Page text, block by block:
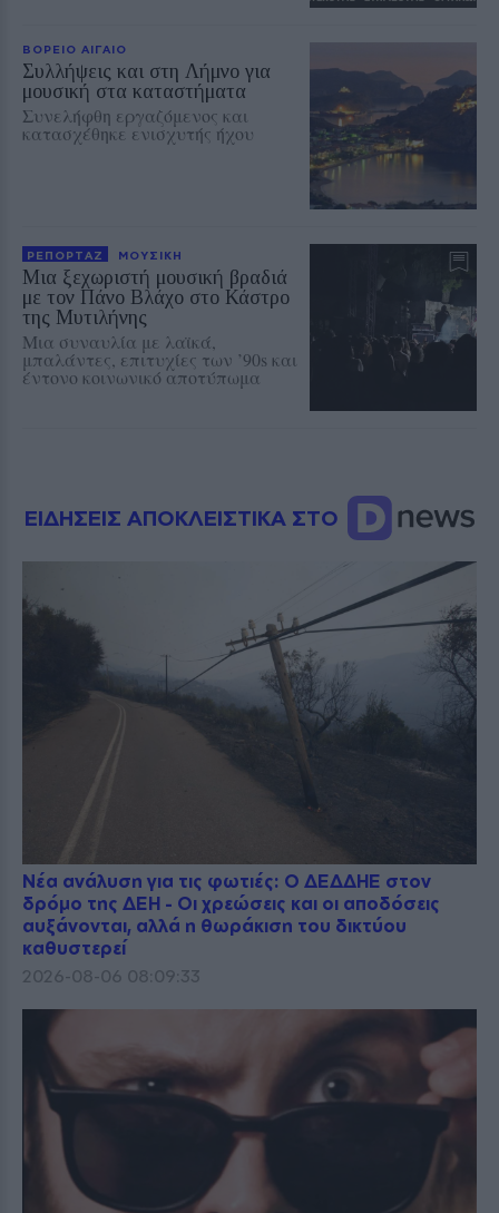
ΒΟΡΕΙΟ ΑΙΓΑΙΟ
Συλλήψεις και στη Λήμνο για
μουσική στα καταστήματα
Συνελήφθη εργαζόμενος και
κατασχέθηκε ενισχυτής ήχου
ΡΕΠΟΡΤΑΖ ΜΟΥΣΙΚΗ
Μια ξεχωριστή μουσική βραδιά
με τον Πάνο Βλάχο στο Κάστρο
της Μυτιλήνης
Μια συναυλία με λαϊκά,
μπαλάντες, επιτυχίες των ’90s και
έντονο κοινωνικό αποτύπωμα
ΕΙΔΗΣΕΙΣ ΑΠΟΚΛΕΙΣΤΙΚΑ ΣΤΟ
Νέα ανάλυση για τις φωτιές: Ο ΔΕΔΔΗΕ στον
δρόμο της ΔΕΗ - Οι χρεώσεις και οι αποδόσεις
αυξάνονται, αλλά η θωράκιση του δικτύου
καθυστερεί
2026-08-06 08:09:33